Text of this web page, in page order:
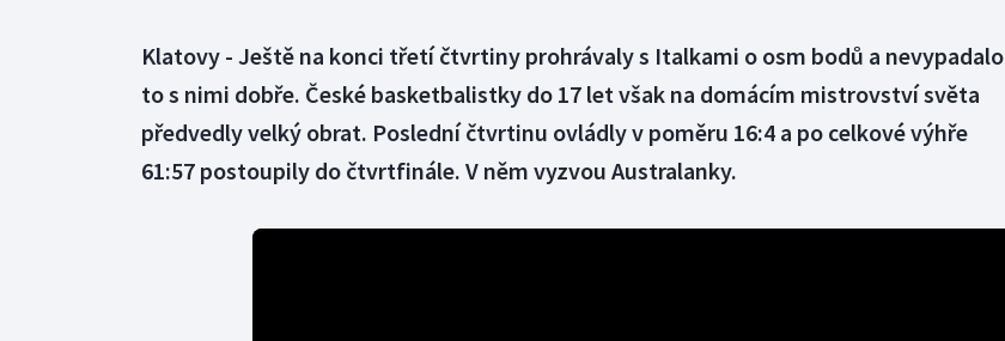
Klatovy - Ještě na konci třetí čtvrtiny prohrávaly s Italkami o osm bodů a nevypadalo
to s nimi dobře. České basketbalistky do 17 let však na domácím mistrovství světa
předvedly velký obrat. Poslední čtvrtinu ovládly v poměru 16:4 a po celkové výhře
61:57 postoupily do čtvrtfinále. V něm vyzvou Australanky.